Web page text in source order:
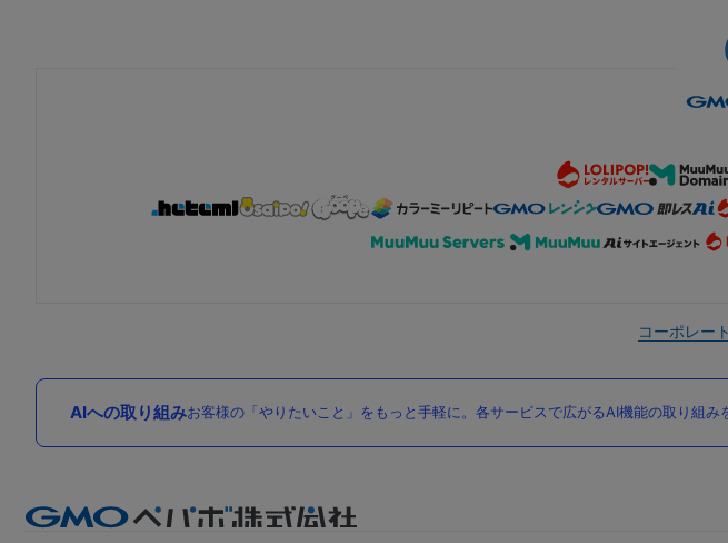
コーポレー
AIへの取り組みお客様の「やりたいこと」をもっと手軽に。各サービスで広がるAI機能の取り組み